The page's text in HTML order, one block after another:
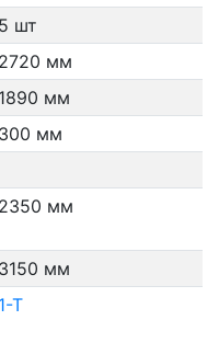
5 шт
2720 мм
1890 мм
300 мм
2350 мм
3150 мм
1-Т